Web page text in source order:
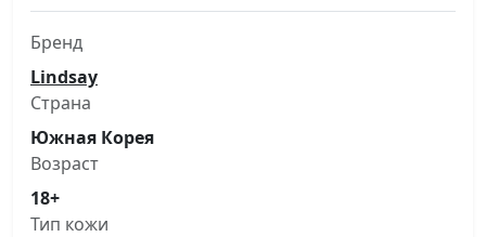
Бренд
Lindsay
Страна
Южная Корея
Возраст
18+
Тип кожи